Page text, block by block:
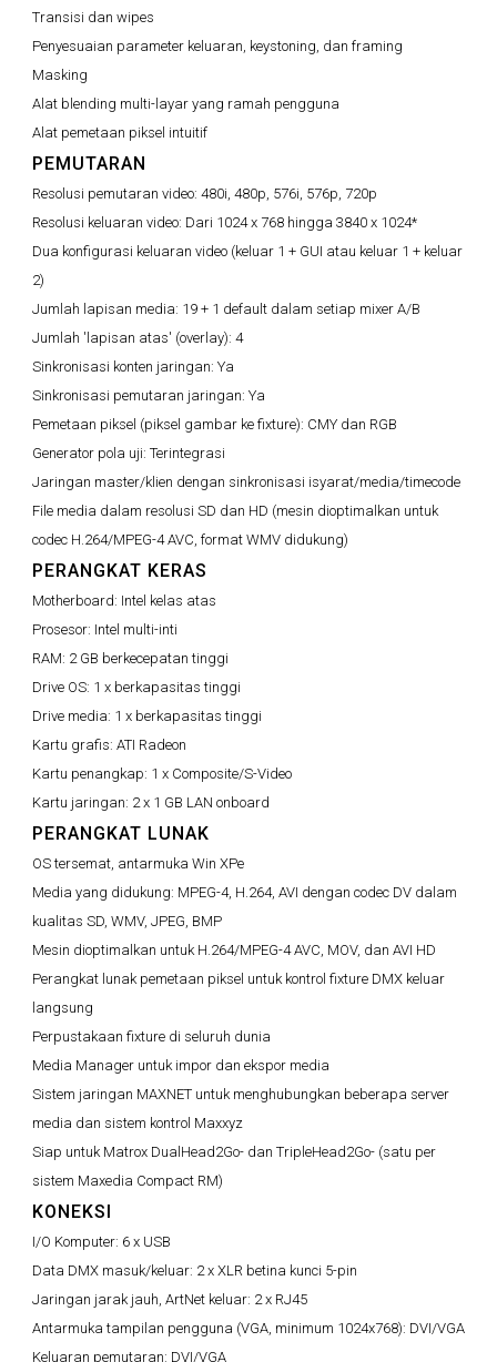
Transisi dan wipes
Penyesuaian parameter keluaran, keystoning, dan framing
Masking
Alat blending multi-layar yang ramah pengguna
Alat pemetaan piksel intuitif
PEMUTARAN
Resolusi pemutaran video: 480i, 480p, 576i, 576p, 720p
Resolusi keluaran video: Dari 1024 x 768 hingga 3840 x 1024*
Dua konfigurasi keluaran video (keluar 1 + GUI atau keluar 1 + keluar
2)
Jumlah lapisan media: 19 + 1 default dalam setiap mixer A/B
Jumlah 'lapisan atas' (overlay): 4
Sinkronisasi konten jaringan: Ya
Sinkronisasi pemutaran jaringan: Ya
Pemetaan piksel (piksel gambar ke fixture): CMY dan RGB
Generator pola uji: Terintegrasi
Jaringan master/klien dengan sinkronisasi isyarat/media/timecode
File media dalam resolusi SD dan HD (mesin dioptimalkan untuk
codec H.264/MPEG-4 AVC, format WMV didukung)
PERANGKAT KERAS
Motherboard: Intel kelas atas
Prosesor: Intel multi-inti
RAM: 2 GB berkecepatan tinggi
Drive OS: 1 x berkapasitas tinggi
Drive media: 1 x berkapasitas tinggi
Kartu grafis: ATI Radeon
Kartu penangkap: 1 x Composite/S-Video
Kartu jaringan: 2 x 1 GB LAN onboard
PERANGKAT LUNAK
OS tersemat, antarmuka Win XPe
Media yang didukung: MPEG-4, H.264, AVI dengan codec DV dalam
kualitas SD, WMV, JPEG, BMP
Mesin dioptimalkan untuk H.264/MPEG-4 AVC, MOV, dan AVI HD
Perangkat lunak pemetaan piksel untuk kontrol fixture DMX keluar
langsung
Perpustakaan fixture di seluruh dunia
Media Manager untuk impor dan ekspor media
Sistem jaringan MAXNET untuk menghubungkan beberapa server
media dan sistem kontrol Maxxyz
Siap untuk Matrox DualHead2Go- dan TripleHead2Go- (satu per
sistem Maxedia Compact RM)
KONEKSI
I/O Komputer: 6 x USB
Data DMX masuk/keluar: 2 x XLR betina kunci 5-pin
Jaringan jarak jauh, ArtNet keluar: 2 x RJ45
Antarmuka tampilan pengguna (VGA, minimum 1024x768): DVI/VGA
Keluaran pemutaran: DVI/VGA